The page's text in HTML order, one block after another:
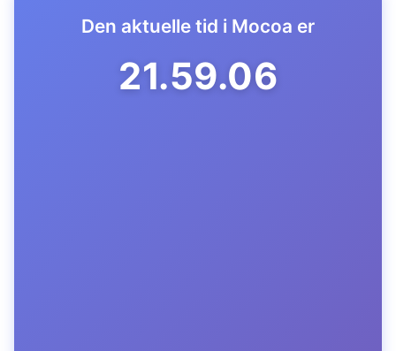
Den aktuelle tid i Mocoa er
21.59.07